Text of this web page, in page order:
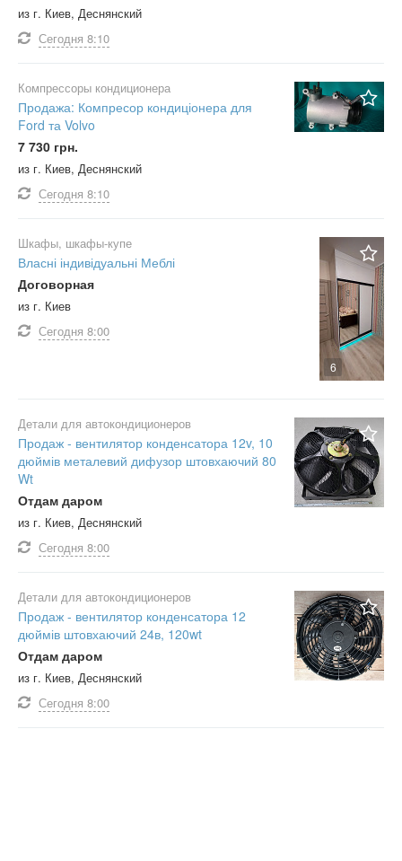
из г. Киев, Деснянский
Сегодня 8:10
Компрессоры кондиционера
Продажа: Компресор кондиціонера для
Ford та Volvo
7 730 грн.
из г. Киев, Деснянский
Сегодня 8:10
6
Шкафы, шкафы-купе
Власні індивідуальні Меблі
Договорная
из г. Киев
Сегодня 8:00
Детали для автокондиционеров
Продаж - вентилятор конденсатора 12v, 10
дюймів металевий дифузор штовхаючий 80
Wt
Отдам даром
из г. Киев, Деснянский
Сегодня 8:00
Детали для автокондиционеров
Продаж - вентилятор конденсатора 12
дюймів штовхаючий 24в, 120wt
Отдам даром
из г. Киев, Деснянский
Сегодня 8:00